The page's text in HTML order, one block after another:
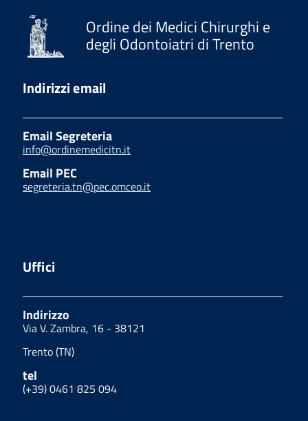
Ordine dei Medici Chirurghi e
degli Odontoiatri di Trento
Indirizzi email
Email Segreteria
info@ordinemedicitn.it
Email PEC
segreteria.tn@pec.omceo.it
Uffici
Indirizzo
Via V. Zambra, 16 - 38121
Trento (TN)
tel
(+39) 0461 825 094